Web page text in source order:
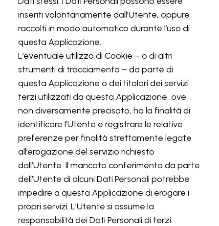
inseriti volontariamente dall’Utente, oppure
raccolti in modo automatico durante l’uso di
questa Applicazione.
L’eventuale utilizzo di Cookie – o di altri
strumenti di tracciamento – da parte di
questa Applicazione o dei titolari dei servizi
terzi utilizzati da questa Applicazione, ove
non diversamente precisato, ha la finalità di
identificare l’Utente e registrare le relative
preferenze per finalità strettamente legate
all’erogazione del servizio richiesto
dall’Utente. Il mancato conferimento da parte
dell’Utente di alcuni Dati Personali potrebbe
impedire a questa Applicazione di erogare i
propri servizi. L’Utente si assume la
responsabilità dei Dati Personali di terzi